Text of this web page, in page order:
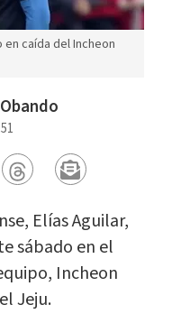
caída del Incheon
Elías Aguilar,
sábado en el
Incheon
Jeju.